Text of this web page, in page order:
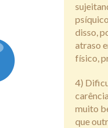
disso,
atraso
físico,
4)
muito
que